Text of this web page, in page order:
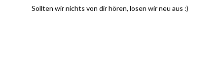
Sollten wir nichts von dir hören, losen wir neu aus :)